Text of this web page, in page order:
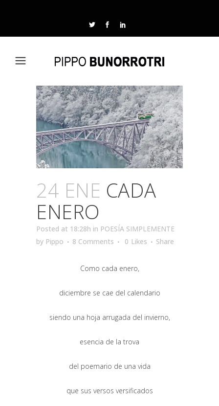
24 ENE CADA
ENERO
Posted at 18:28h in POESÍA SIMPLEMENTE
by Pippo 8 Comments 0 Likes Share
Como cada enero,
diciembre se cae del calendario
siendo una hoja arrugada del invierno,
esencia de la trova
del poemario de una vida
que sus versos versificados